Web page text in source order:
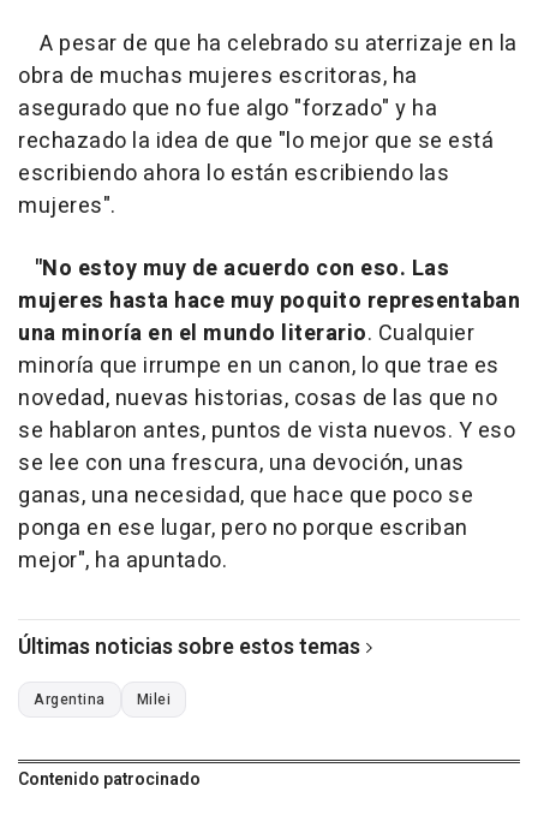
A pesar de que ha celebrado su aterrizaje en la
obra de muchas mujeres escritoras, ha
asegurado que no fue algo "forzado" y ha
rechazado la idea de que "lo mejor que se está
escribiendo ahora lo están escribiendo las
mujeres".
"No estoy muy de acuerdo con eso. Las
mujeres hasta hace muy poquito representaban
una minoría en el mundo literario. Cualquier
minoría que irrumpe en un canon, lo que trae es
novedad, nuevas historias, cosas de las que no
se hablaron antes, puntos de vista nuevos. Y eso
se lee con una frescura, una devoción, unas
ganas, una necesidad, que hace que poco se
ponga en ese lugar, pero no porque escriban
mejor", ha apuntado.
Últimas noticias sobre estos temas
Argentina Milei
Contenido patrocinado